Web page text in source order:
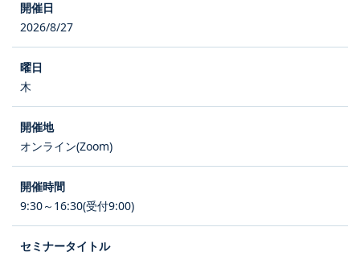
2026/8/27
木
オンライン(Zoom)
9:30～16:30(受付9:00)